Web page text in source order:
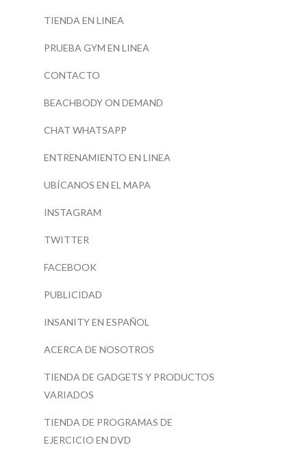
TIENDA EN LINEA
PRUEBA GYM EN LINEA
CONTACTO
BEACHBODY ON DEMAND
CHAT WHATSAPP
ENTRENAMIENTO EN LINEA
UBÍCANOS EN EL MAPA
INSTAGRAM
TWITTER
FACEBOOK
PUBLICIDAD
INSANITY EN ESPAÑOL
ACERCA DE NOSOTROS
TIENDA DE GADGETS Y PRODUCTOS
VARIADOS
TIENDA DE PROGRAMAS DE
EJERCICIO EN DVD